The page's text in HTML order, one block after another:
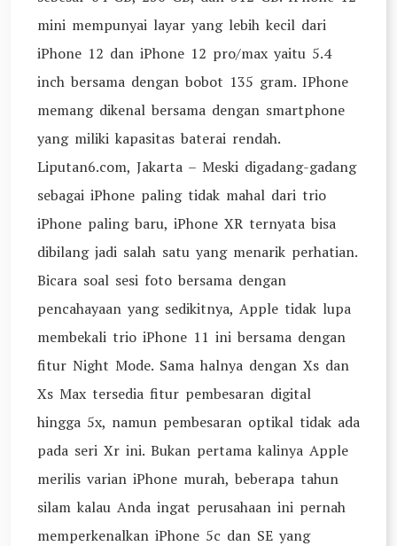
mini mempunyai layar yang lebih kecil dari
iPhone 12 dan iPhone 12 pro/max yaitu 5.4
inch bersama dengan bobot 135 gram. IPhone
memang dikenal bersama dengan smartphone
yang miliki kapasitas baterai rendah.
Liputan6.com, Jakarta – Meski digadang-gadang
sebagai iPhone paling tidak mahal dari trio
iPhone paling baru, iPhone XR ternyata bisa
dibilang jadi salah satu yang menarik perhatian.
Bicara soal sesi foto bersama dengan
pencahayaan yang sedikitnya, Apple tidak lupa
membekali trio iPhone 11 ini bersama dengan
fitur Night Mode. Sama halnya dengan Xs dan
Xs Max tersedia fitur pembesaran digital
hingga 5x, namun pembesaran optikal tidak ada
pada seri Xr ini. Bukan pertama kalinya Apple
merilis varian iPhone murah, beberapa tahun
silam kalau Anda ingat perusahaan ini pernah
memperkenalkan iPhone 5c dan SE yang